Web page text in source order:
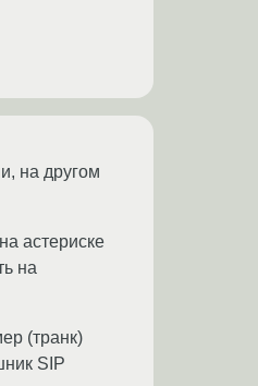
на другом
астериске
на
(транк)
SIP